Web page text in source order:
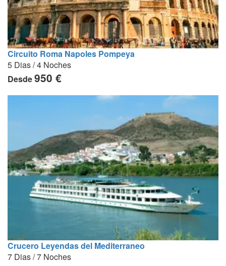
Circuito Roma Napoles Pompeya
5 Dias / 4 Noches
Desde950 €
Crucero Leyendas del Mediterraneo
7 Dias / 7 Noches